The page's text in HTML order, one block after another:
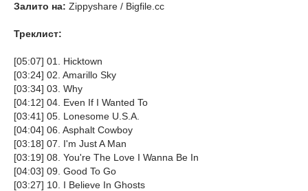
Залито на: Zippyshare / Bigfile.cc
Треклист:
[05:07] 01. Hicktown
[03:24] 02. Amarillo Sky
[03:34] 03. Why
[04:12] 04. Even If I Wanted To
[03:41] 05. Lonesome U.S.A.
[04:04] 06. Asphalt Cowboy
[03:18] 07. I'm Just A Man
[03:19] 08. You're The Love I Wanna Be In
[04:03] 09. Good To Go
[03:27] 10. I Believe In Ghosts